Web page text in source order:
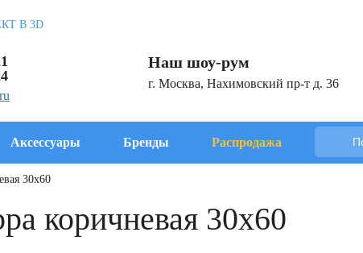
В 3D
Наш шоу-рум
г. Москва, Нахимовский пр-т д. 36
Аксессуары Бренды Распродажа
30x60
коричневая 30x60